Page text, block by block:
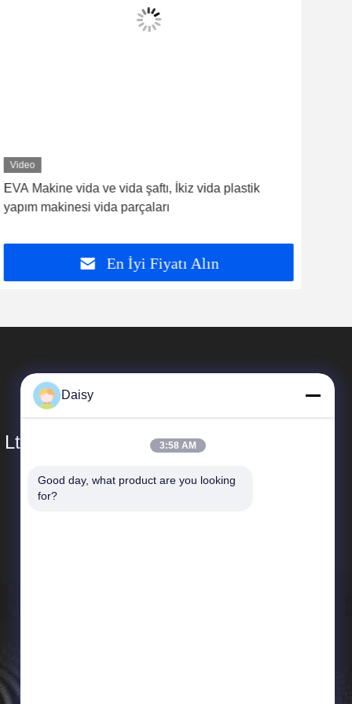
Video
EVA Makine vida ve vida şaftı, İkiz vida plastik
yapım makinesi vida parçaları
En İyi Fiyatı Alın
Hızlı Bağlantılar
Daisy
3:58 AM
Good day, what product are you looking
for?